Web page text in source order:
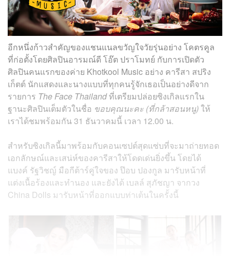
อีกหนึ่งก้าวสำคัญของแชนแนลขวัญใจวัยรุ่นอย่าง โคตรคูล
ที่ก่อตั้งโดยศิลปินอารมณ์ดี โอ๊ต ปราโมทย์ กับการเปิดตัว
ศิลปินคนแรกของค่าย Khotkool Music อย่าง คารีสา สปริง
เก็ตต์ นักแสดงและนางแบบที่ทุกคนรู้จักเธอเป็นอย่างดีจาก
รายการ The Face Thailandที่เตรียมปล่อยซิงเกิลแรกใน
ฐานะศิลปินเต็มตัวในชื่อ ขอบคุณนะคะ (ที่กล้าสอนหนู)ให้
เราได้ชมพร้อมกัน 31 ธันวาคมนี้ เวลา 12.00 น.
สำหรับซิงเกิลนี้มาพร้อมกับคอนเซปต์สุดแซ่บที่จะมาถ่ายทอด
เอกลักษณ์และเสน่ห์ของคารีสาให้โดดเด่นยิ่งขึ้น โดยได้
แบงค์ รัฐวิชญ์ มือกีต้าร์คู่ใจของ ป๊อบ ปองกูล มารับหน้าที่
แต่งเนื้อร้องและทำนอง และยังได้ เบลล์ สุภัชญา จากวง
China Dolls มารับหน้าที่ออกแบบท่าเต้นในครั้งนี้